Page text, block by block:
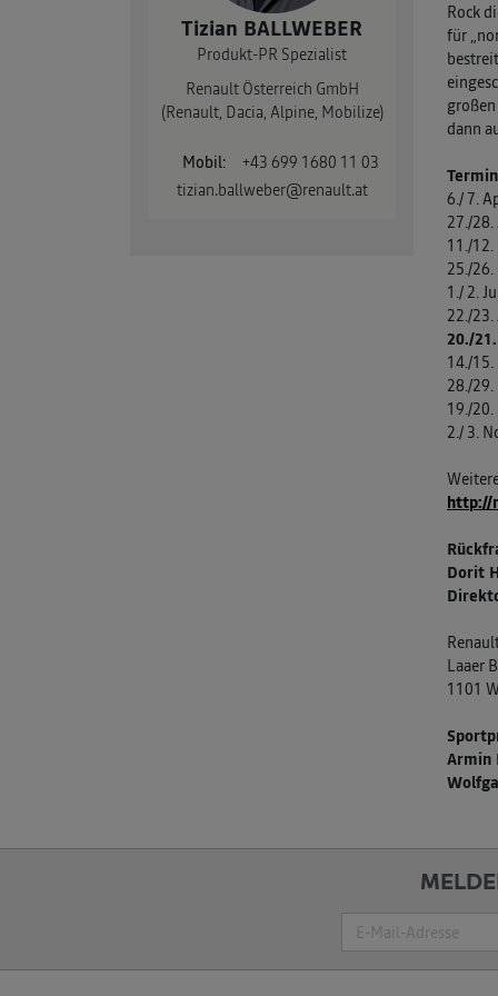
Mégane Coupé-
Cabriolet 2010-2013
Mégane Coupé-
Cabriolet 2014
Laguna Grandtour Ph.
3 2013-2014
Laguna Coupé Ph. 3
2013-2014
Mondial 2012
Formel 1 2013
Formel 1 2012
Formel 1 2011
Formel 1 2010
Formel 1 2009
Tizian BALLWEBER
Produkt-PR Spezialist
Renault Österreich GmbH
(Renault, Dacia, Alpine, Mobilize)
Mobil:
+43 699 1680 11 03
tizian.ballweber@renault.at
Rock
für
großen
dann
6./ 7.
27./
11./
25./
1./ 2.
22./23.
20./
14./
28./
19./20.
2./ 3.
http://
Dorit
Laaer
1101
Armin
Suche